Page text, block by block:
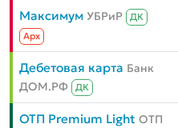
Максимум УБРиР
ДК
Aрх
Дебетовая карта Банк
ДОМ.РФ
ДК
ОТП Premium Light ОТП